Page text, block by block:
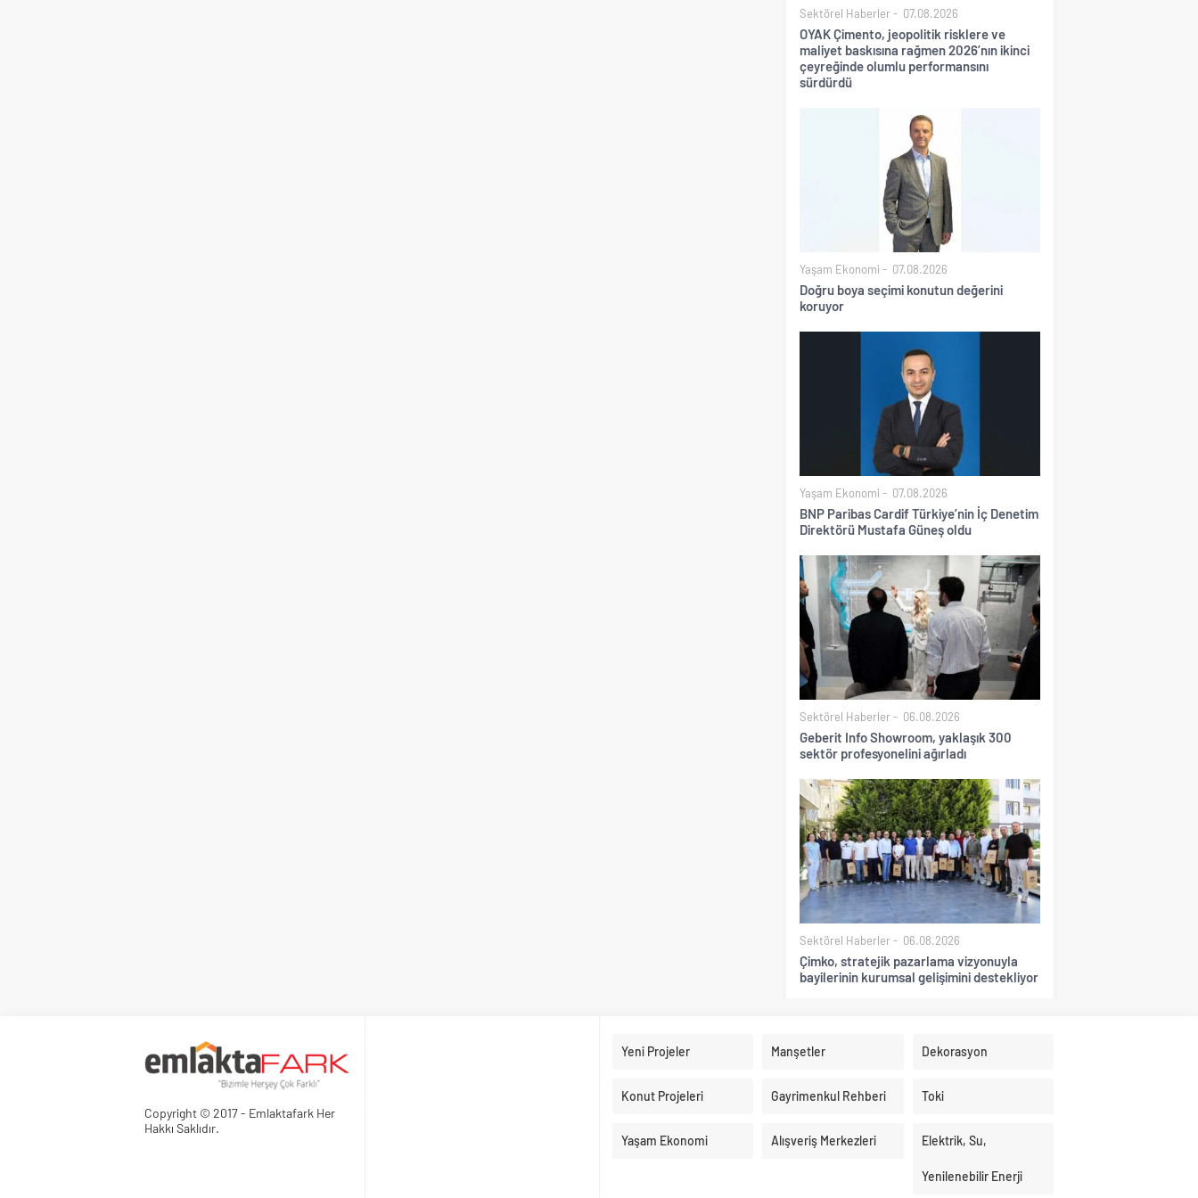
Sektörel Haberler 07.08.2026
OYAK Çimento, jeopolitik risklere ve
maliyet baskısına rağmen 2026’nın ikinci
çeyreğinde olumlu performansını
sürdürdü
Yaşam Ekonomi 07.08.2026
Doğru boya seçimi konutun değerini
koruyor
Yaşam Ekonomi 07.08.2026
BNP Paribas Cardif Türkiye’nin İç Denetim
Direktörü Mustafa Güneş oldu
Sektörel Haberler 06.08.2026
Geberit Info Showroom, yaklaşık 300
sektör profesyonelini ağırladı
Sektörel Haberler 06.08.2026
Çimko, stratejik pazarlama vizyonuyla
bayilerinin kurumsal gelişimini destekliyor
Copyright © 2017 - Emlaktafark Her
Hakkı Saklıdır.
Yeni Projeler Manşetler Dekorasyon
Konut Projeleri Gayrimenkul Rehberi Toki
Yaşam Ekonomi Alışveriş Merkezleri Elektrik, Su,
Yenilenebilir Enerji